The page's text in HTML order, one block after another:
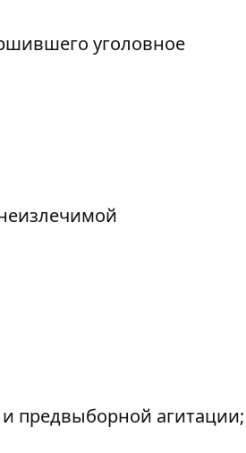
уголовное
предвыборной агитации;